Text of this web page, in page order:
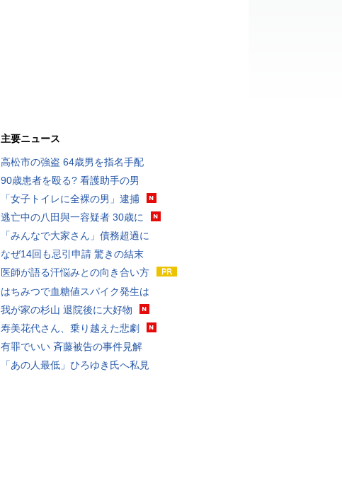
主要ニュース
高松市の強盗 64歳男を指名手配
90歳患者を殴る? 看護助手の男
「女子トイレに全裸の男」逮捕
逃亡中の八田與一容疑者 30歳に
「みんなで大家さん」債務超過に
なぜ14回も忌引申請 驚きの結末
医師が語る汗悩みとの向き合い方
はちみつで血糖値スパイク発生は
我が家の杉山 退院後に大好物
寿美花代さん、乗り越えた悲劇
有罪でいい 斉藤被告の事件見解
「あの人最低」ひろゆき氏へ私見